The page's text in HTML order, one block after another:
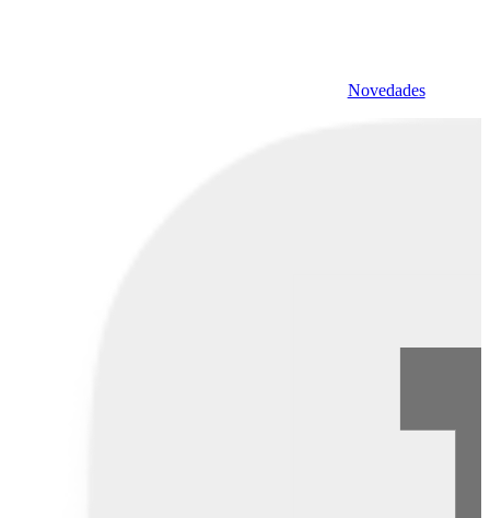
Novedades